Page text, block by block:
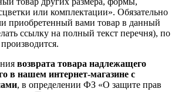
или комплектации». Обязательно
приобретенный вами товар в данный
ссылку на полный текст перечня), по
возврата товара надлежащего
в нашем интернет-магазине с
, в определении ФЗ «О защите прав